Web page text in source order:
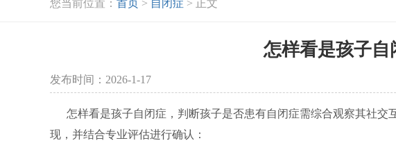
您当前位置： 首页 > 自闭症 > 正文
怎样看是孩子自
发布时间：2026-1-17
怎样看是孩子自闭症，判断孩子是否患有自闭症需综合观察其社交
现，并结合专业评估进行确认：